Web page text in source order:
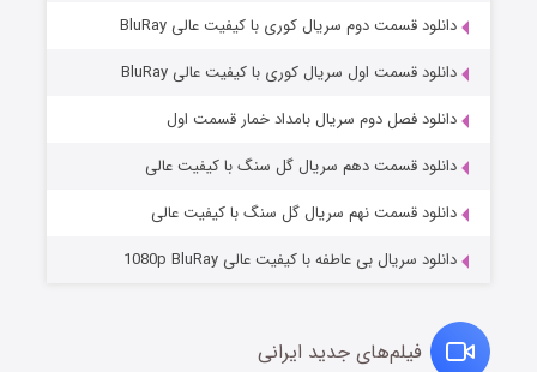
مردگان متحرک: شهر مرده ۳
قسمت۲ (زیرنویس) منتشر شد
دانلود قسمت دوم سریال کوری با کیفیت عالی BluRay
دانلود قسمت اول سریال کوری با کیفیت عالی BluRay
دانلود فصل دوم سریال بامداد خمار قسمت اول
دانلود قسمت دهم سریال گل سنگ با کیفیت عالی
دانلود قسمت نهم سریال گل سنگ با کیفیت عالی
دانلود سریال بی عاطفه با کیفیت عالی 1080p BluRay
فیلم‌های جدید ایرانی